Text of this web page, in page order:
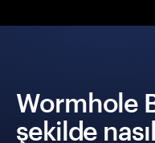
Wormhole
şekilde